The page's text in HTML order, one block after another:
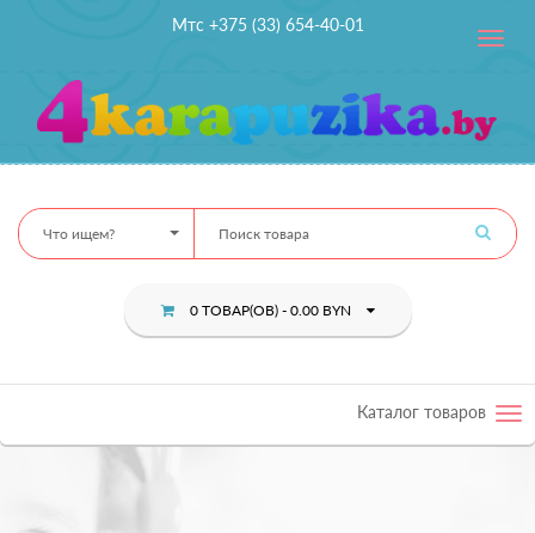
Мтс +375 (33) 654-40-01
Toggle
Что ищем?
0 ТОВАР(ОВ) - 0.00 BYN
Каталог товаров